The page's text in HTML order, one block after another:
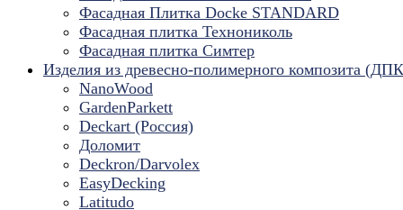
Фасадная Плитка Docke STANDARD
Фасадная плитка Технониколь
Фасадная плитка Симтер
Изделия из древесно-полимерного композита
NanoWood
GardenParkett
Deckart (Россия)
Доломит
Deckron/Darvolex
EasyDecking
Latitudo